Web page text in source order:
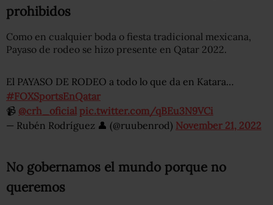
prohibidos
Como en cualquier boda o fiesta tradicional mexicana,
Payaso de rodeo se hizo presente en Qatar 2022.
El PAYASO DE RODEO a todo lo que da en Katara…
#FOXSportsEnQatar
📹 @crh_oficial pic.twitter.com/qBEu3N9VCi
— Rubén Rodríguez 👤 (@ruubenrod) November 21, 2022
No gobernamos el mundo porque no
queremos